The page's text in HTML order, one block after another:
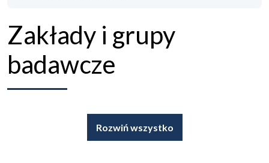
Zakłady i grupy
badawcze
Rozwiń wszystko